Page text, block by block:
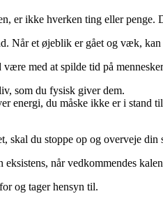
er ikke hverken ting eller penge.
Når et øjeblik er gået og væk,
med at spilde tid på
som du fysisk giver dem.
energi, du måske ikke er i
skal du stoppe op og overveje din
når vedkommendes
og tager hensyn til.